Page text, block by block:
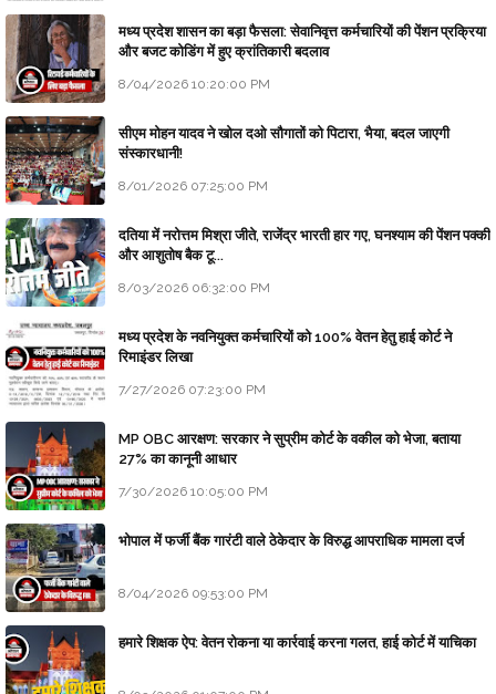
मध्य प्रदेश शासन का बड़ा फैसला: सेवानिवृत्त कर्मचारियों की पेंशन प्रक्रिया
और बजट कोडिंग में हुए क्रांतिकारी बदलाव
8/04/2026 10:20:00 PM
सीएम मोहन यादव ने खोल दओ सौगातों को पिटारा, भैया, बदल जाएगी
संस्कारधानी!
8/01/2026 07:25:00 PM
दतिया में नरोत्तम मिश्रा जीते, राजेंद्र भारती हार गए, घनश्याम की पेंशन पक्की
और आशुतोष बैक टू...
8/03/2026 06:32:00 PM
मध्य प्रदेश के नवनियुक्त कर्मचारियों को 100% वेतन हेतु हाई कोर्ट ने
रिमाइंडर लिखा
7/27/2026 07:23:00 PM
MP OBC आरक्षण: सरकार ने सुप्रीम कोर्ट के वकील को भेजा, बताया
27% का कानूनी आधार
7/30/2026 10:05:00 PM
भोपाल में फर्जी बैंक गारंटी वाले ठेकेदार के विरुद्ध आपराधिक मामला दर्ज
8/04/2026 09:53:00 PM
हमारे शिक्षक ऐप: वेतन रोकना या कार्रवाई करना गलत, हाई कोर्ट में याचिका